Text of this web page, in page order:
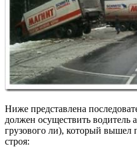
Ниже представлена
должен осуществить водитель
грузового ли), который вышел
строя: